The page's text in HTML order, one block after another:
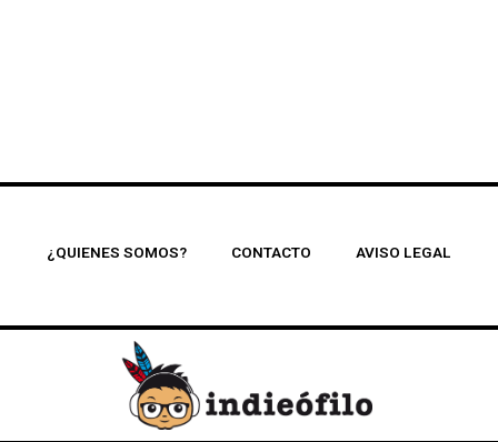
¿QUIENES SOMOS? CONTACTO AVISO LEGAL